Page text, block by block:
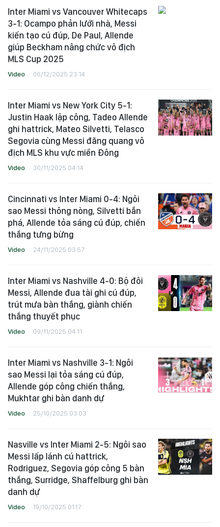
Inter Miami vs Vancouver Whitecaps
3-1: Ocampo phản lưới nhà, Messi
kiến tạo cú đúp, De Paul, Allende
giúp Beckham nâng chức vô địch
MLS Cup 2025
Video 06/12/2025 23:14
Inter Miami vs New York City 5-1:
Justin Haak lập công, Tadeo Allende
ghi hattrick, Mateo Silvetti, Telasco
Segovia cùng Messi đăng quang vô
địch MLS khu vực miền Đông
Video 30/11/2025 04:14
Cincinnati vs Inter Miami 0-4: Ngôi
sao Messi thông nòng, Silvetti bắn
phá, Allende tỏa sáng cú đúp, chiến
thắng tưng bừng
Video 24/11/2025 03:57
Inter Miami vs Nashville 4-0: Bộ đôi
Messi, Allende đua tài ghi cú đúp,
trút mưa bàn thắng, giành chiến
thắng thuyết phục
Video 09/11/2025 04:11
Inter Miami vs Nashville 3-1: Ngôi
sao Messi lại tỏa sáng cú đúp,
Allende góp công chiến thắng,
Mukhtar ghi bàn danh dự
Video 25/10/2025 03:03
Nasville vs Inter Miami 2-5: Ngôi sao
Messi lấp lánh cú hattrick,
Rodriguez, Segovia góp công 5 bàn
thắng, Surridge, Shaffelburg ghi bàn
danh dự
Video 19/10/2025 01:17